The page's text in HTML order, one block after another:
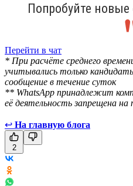
Попробуйте
Перейти в чат
* При расчёте среднего
учитывались только
сообщение в течение суток
** WhatsApp принадлежит
её деятельность запрещена
↩ На главную блога
2